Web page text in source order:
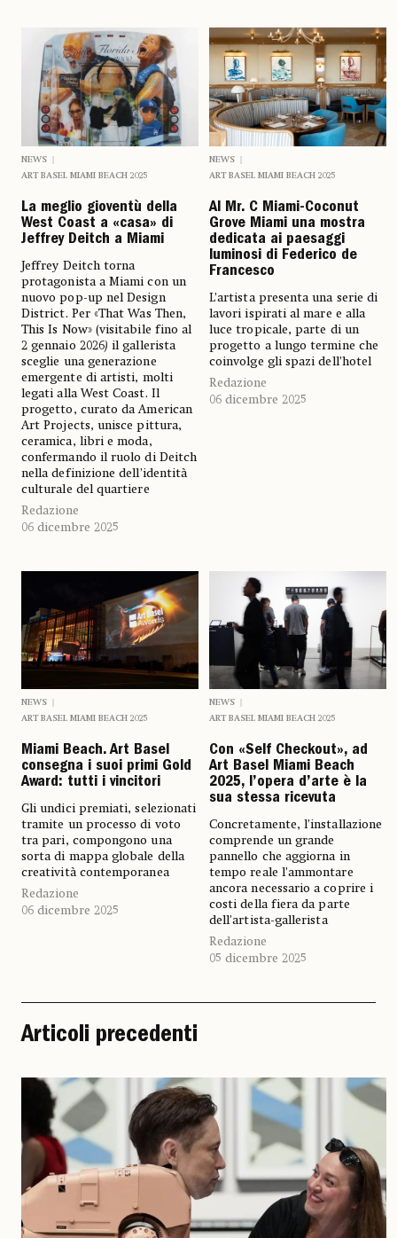
NEWS
ART BASEL MIAMI BEACH 2025
La meglio gioventù della
West Coast a «casa» di
Jeffrey Deitch a Miami
Jeffrey Deitch torna
protagonista a Miami con un
nuovo pop-up nel Design
District. Per «That Was Then,
This Is Now» (visitabile fino al
2 gennaio 2026) il gallerista
sceglie una generazione
emergente di artisti, molti
legati alla West Coast. Il
progetto, curato da American
Art Projects, unisce pittura,
ceramica, libri e moda,
confermando il ruolo di Deitch
nella definizione dell’identità
culturale del quartiere
Redazione
06 dicembre 2025
NEWS
ART BASEL MIAMI BEACH 2025
Al Mr. C Miami-Coconut
Grove Miami una mostra
dedicata ai paesaggi
luminosi di Federico de
Francesco
L’artista presenta una serie di
lavori ispirati al mare e alla
luce tropicale, parte di un
progetto a lungo termine che
coinvolge gli spazi dell’hotel
Redazione
06 dicembre 2025
NEWS
ART BASEL MIAMI BEACH 2025
Miami Beach. Art Basel
consegna i suoi primi Gold
Award: tutti i vincitori
Gli undici premiati, selezionati
tramite un processo di voto
tra pari, compongono una
sorta di mappa globale della
creatività contemporanea
Redazione
06 dicembre 2025
NEWS
ART BASEL MIAMI BEACH 2025
Con «Self Checkout», ad
Art Basel Miami Beach
2025, l’opera d’arte è la
sua stessa ricevuta
Concretamente, l’installazione
comprende un grande
pannello che aggiorna in
tempo reale l’ammontare
ancora necessario a coprire i
costi della fiera da parte
dell'artista-gallerista
Redazione
05 dicembre 2025
Articoli precedenti